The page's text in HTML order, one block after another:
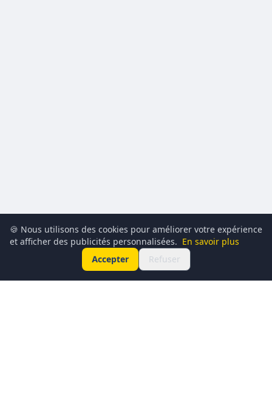
🍪 Nous utilisons des cookies pour améliorer votre expérience
et afficher des publicités personnalisées. En savoir plus
Accepter
Refuser